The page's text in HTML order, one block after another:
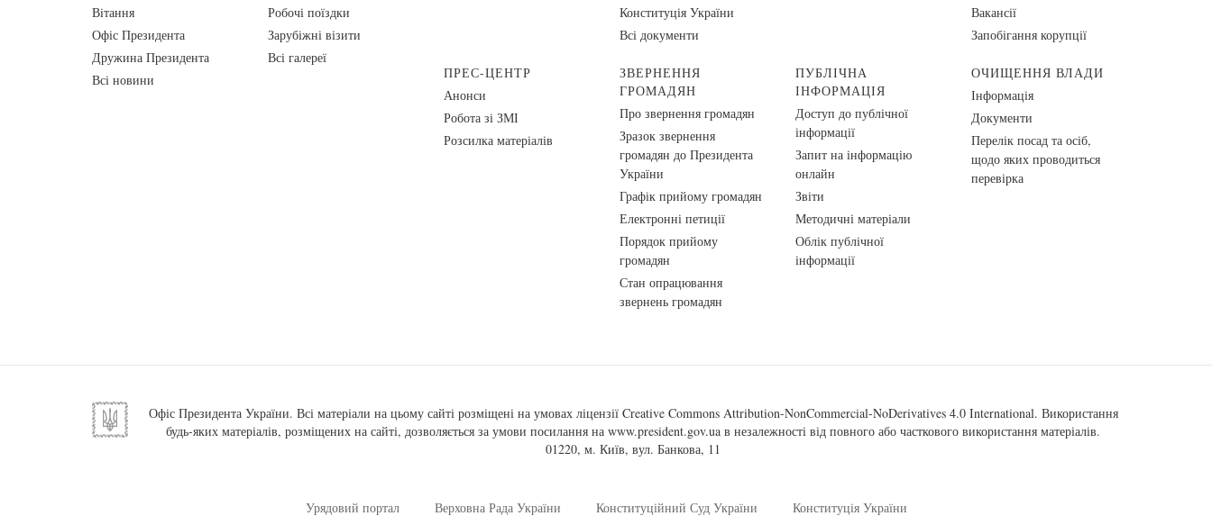
Вiтання
Офіс Президента
Дружина Президента
Всі новини
Робочі поїздки
Зарубіжні візити
Всі галереї
Конституція України
Всі документи
Вакансії
Запобігання корупції
ПРЕС-ЦЕНТР
Анонси
Робота зі ЗМІ
Розсилка матеріалів
ЗВЕРНЕННЯ
ГРОМАДЯН
Про звернення громадян
Зразок звернення
громадян до Президента
України
Графік прийому громадян
Електронні петиції
Порядок прийому
громадян
Стан опрацювання
звернень громадян
ПУБЛІЧНА
ІНФОРМАЦІЯ
Доступ до публічної
інформації
Запит на інформацію
онлайн
Звіти
Методичні матеріали
Облік публічної
інформації
ОЧИЩЕННЯ ВЛАДИ
Інформація
Документи
Перелік посад та осіб,
щодо яких проводиться
перевірка
Офіс Президента України. Всі матеріали на цьому сайті розміщені на умовах ліцензії Creative Commons Attribution-NonCommercial-NoDerivatives 4.0 International. Використання
будь-яких матеріалів, розміщених на сайті, дозволяється за умови посилання на www.president.gov.ua в незалежності від повного або часткового використання матеріалів.
01220, м. Київ, вул. Банкова, 11
Урядовий портал Верховна Рада України Конституційний Суд України Конституція України